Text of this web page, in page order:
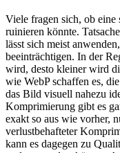
Viele fragen sich, ob
ruinieren könnte.
lässt sich meist
beeinträchtigen. In der
wird, desto kleiner wird
wie WebP schaffen es,
das Bild visuell nahezu
Komprimierung gibt es
exakt so aus wie vorher,
verlustbehafteter
kann es dagegen zu